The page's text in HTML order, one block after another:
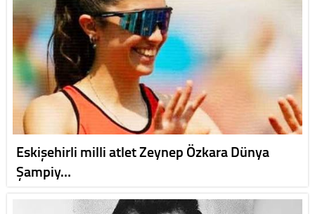
Eskişehirli milli atlet Zeynep Özkara Dünya
Şampiy…